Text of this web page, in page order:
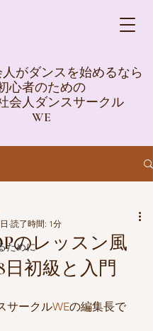
がダンスを始めるなら
心者のための
会人ダンスサークル
WE
ためにのレッスン風
日初級と入門
読了時間: 1分
サークルWEの編集長で